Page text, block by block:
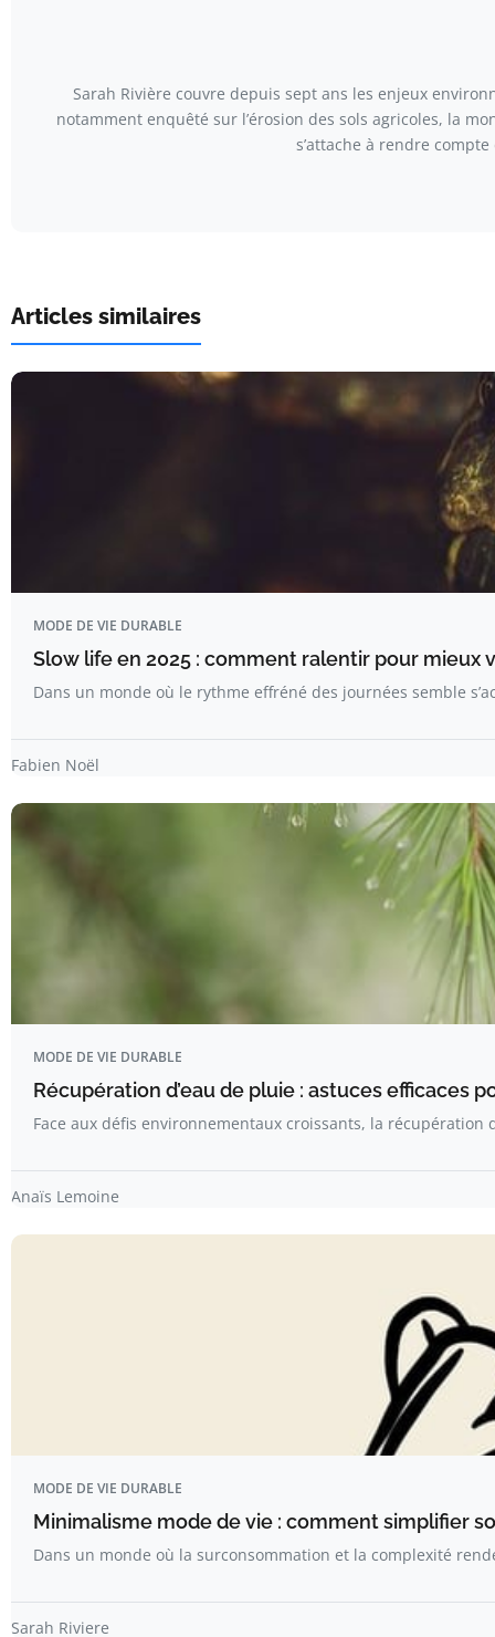
Sarah Rivière couvre depuis sept ans les enjeux
notamment enquêté sur l’érosion des sols agricoles, la
s’attache à rendre
Articles similaires
MODE DE VIE DURABLE
Slow life en 2025 : comment ralentir pour mieux
Dans un monde où le rythme effréné des journées semble
Fabien Noël
MODE DE VIE DURABLE
Récupération d’eau de pluie : astuces efficaces
Face aux défis environnementaux croissants, la récupération
Anaïs Lemoine
MODE DE VIE DURABLE
Minimalisme mode de vie : comment simplifier
Dans un monde où la surconsommation et la complexité
Sarah Riviere